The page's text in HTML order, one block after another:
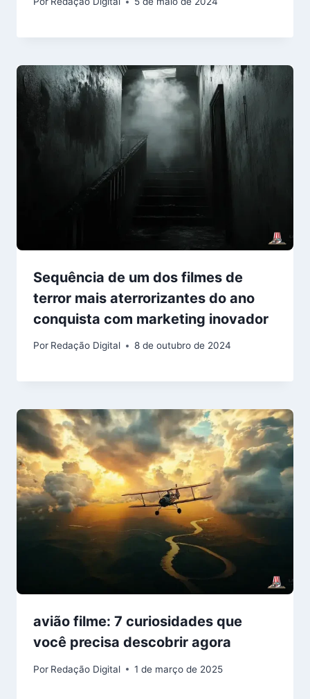
Sequência de um dos filmes de
terror mais aterrorizantes do ano
conquista com marketing inovador
Por Redação Digital 8 de outubro de 2024
avião filme: 7 curiosidades que
você precisa descobrir agora
Por Redação Digital 1 de março de 2025